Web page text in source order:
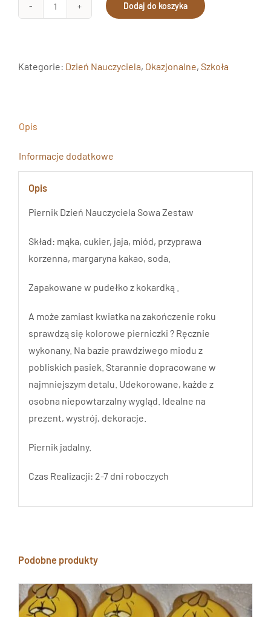
ilość
Nauczyciela
Dodaj do koszyka
Kategorie: Dzień Nauczyciela, Okazjonalne, Szkoła
Opis
Informacje dodatkowe
Opis
Piernik Dzień Nauczyciela Sowa Zestaw
Skład: mąka, cukier, jaja, miód, przyprawa
korzenna, margaryna kakao, soda.
Zapakowane w pudełko z kokardką .
A może zamiast kwiatka na zakończenie roku
sprawdzą się kolorowe pierniczki ? Ręcznie
wykonany. Na bazie prawdziwego miodu z
pobliskich pasiek. Starannie dopracowane w
najmniejszym detalu. Udekorowane, każde z
osobna niepowtarzalny wygląd. Idealne na
prezent, wystrój, dekoracje.
Piernik jadalny.
Czas Realizacji: 2-7 dni roboczych
Podobne produkty